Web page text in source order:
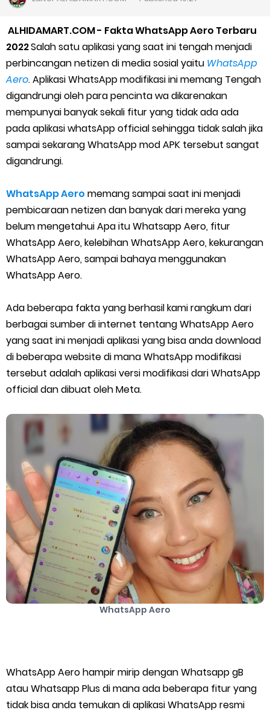
Apa itu Grab Saap? Layanan Antri Online Terbaru Dari Grab
Cara Jitu Mendapat Voucher Gojek Gratis
Cara Ping DNS Server Gojek Gopartner
Cara Mudah Melihat Nomor Shopeepay Sendiri dan Orang Lain
7 Cara Mudah Top Up Grab untuk Driver
5 Versi Map Paling Gacor Untuk Ojek Online
Penyebab dan Cara Memulihkan Akun Gojek Dibekukan
Cara Menghitung Penghasilan Grab Sesuai dengan Orderan
Cara Menggunakan Paket Telkomsel Mitra Gojek
5 Cara Top Up InDriver dengan Mudah
5 Biaya Potongan Shopee Food yang Perlu Kamu Ketahui
10 Cara Jitu Autobid Untuk Lala Motor dan Mobil 2023
Batas Saldo Untuk Akun Gopay Biasa dan Upgrade
Cara Mudah Melihat QR dan Barcode Shopeepay
Enroute Drop: Arti dan Penjelasan Resi Gosend
Cara Transfer Gopay ke Shopeepay Tanpa Potongan
Cara Ping Server Shopee Food 2022
Cara Menghubungi CS Lalamove dan Jam Operasionalnya
Cara Mengatasi Aplikasi Gojek Mengalami Gangguan
DNS Server Gojek Driver Terbaru 2026: Panduan Lengkap DNS
ALHIDAMART.COM - Fakta WhatsApp Aero Terbaru
2022Salah satu aplikasi yang saat ini tengah menjadi
perbincangan netizen di media sosial yaitu WhatsApp
Aero. Aplikasi WhatsApp modifikasi ini memang Tengah
digandrungi oleh para pencinta wa dikarenakan
mempunyai banyak sekali fitur yang tidak ada ada
pada aplikasi whatsApp official sehingga tidak salah jika
sampai sekarang WhatsApp mod APK tersebut sangat
digandrungi.
WhatsApp Aero memang sampai saat ini menjadi
pembicaraan netizen dan banyak dari mereka yang
belum mengetahui Apa itu Whatsapp Aero, fitur
WhatsApp Aero, kelebihan WhatsApp Aero, kekurangan
WhatsApp Aero, sampai bahaya menggunakan
WhatsApp Aero.
Ada beberapa fakta yang berhasil kami rangkum dari
berbagai sumber di internet tentang WhatsApp Aero
yang saat ini menjadi aplikasi yang bisa anda download
di beberapa website di mana WhatsApp modifikasi
tersebut adalah aplikasi versi modifikasi dari WhatsApp
official dan dibuat oleh Meta.
WhatsApp Aero
WhatsApp Aero hampir mirip dengan Whatsapp gB
atau Whatsapp Plus di mana ada beberapa fitur yang
tidak bisa anda temukan di aplikasi WhatsApp resmi